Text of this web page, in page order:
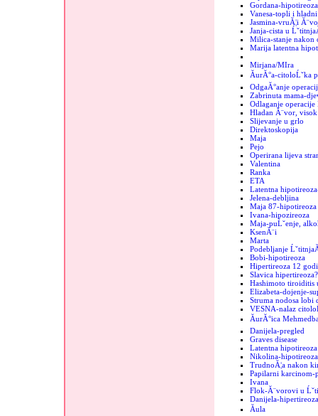
Gordana-hipotireoza
Vanesa-topli i
Jasmina-vruĂ¦i
Janja-cista u
Milica-stanje nakon
Marija latentna
Mirjana/MIra
ĂurĂ°a-citoloĹˇka
OdgaĂ°anje
Zabrinuta mama-
Odlaganje
Hladan Ă¨vor,
Slijevanje u grlo
Direktoskopija
Maja
Pejo
Operirana lijeva
Valentina
Ranka
ETA
Latentna
Jelena-debljina
Maja 87-hipotireoza
Ivana-hipozireoza
Maja-puĹˇenje,
KsenĂ¨i
Marta
Podebljanje
Bobi-hipotireoza
Hipertireoza 12
Slavica hipertireoza?
Hashimoto tiroiditis
Elizabeta-dojenje-
Struma nodosa lobi
VESNA-nalaz
ĂurĂ°ica
Danijela-pregled
Graves disease
Latentna hipotireoza
Nikolina-hipotireoza
TrudnoĂ¦a nakon
Papilarni karcinom-
Ivana
Flok-Ă¨vorovi u
Danijela-hipertireoza
Ăula